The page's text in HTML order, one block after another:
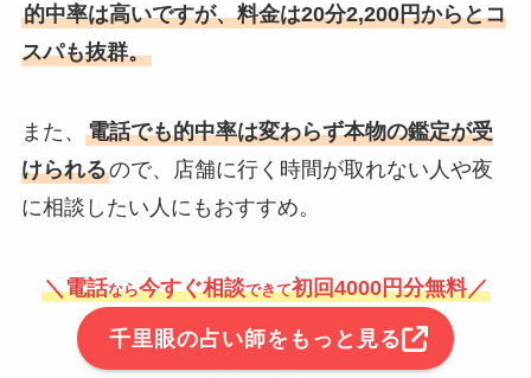
的中率は高いですが、料金は20分2,200円からとコ
スパも抜群。
また、 電話でも的中率は変わらず本物の鑑定が受
けられるので、店舗に行く時間が取れない人や夜
に相談したい人にもおすすめ。
＼電話なら今すぐ相談できて初回4000円分無料／
千里眼の占い師をもっと見る